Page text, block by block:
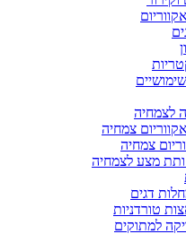
לצמחיה
צמחיה
צמחיה
מצע לצמחיה
דגים
טורדניות
למתוקים